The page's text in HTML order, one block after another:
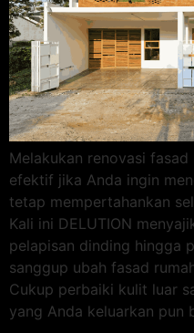
Melakukan renovasi
efektif jika Anda ingin
tetap mempertahankan
Kali ini DELUTION
pelapisan dinding hingga
sanggup ubah fasad
Cukup perbaiki kulit luar
yang Anda keluarkan pun